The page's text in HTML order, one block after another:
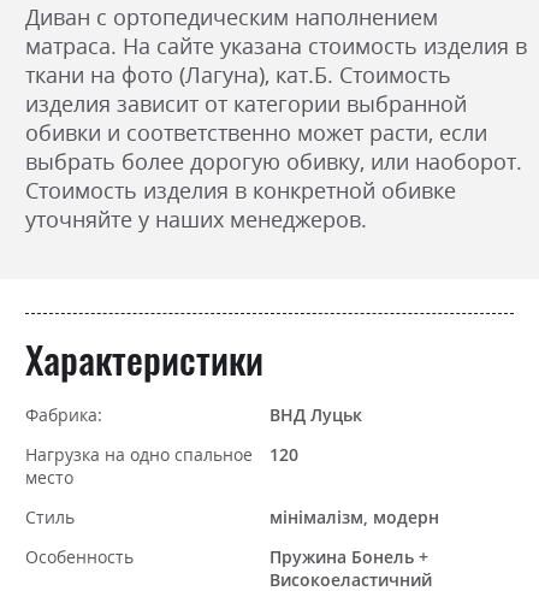
Диван с ортопедическим наполнением
матраса. На сайте указана стоимость изделия в
ткани на фото (Лагуна), кат.Б. Стоимость
изделия зависит от категории выбранной
обивки и соответственно может расти, если
выбрать более дорогую обивку, или наоборот.
Стоимость изделия в конкретной обивке
уточняйте у наших менеджеров.
Характеристики
Фабрика:
ВНД Луцьк
Нагрузка на одно спальное
место
120
Стиль
мінімалізм, модерн
Особенность
Пружина Бонель +
Високоеластичний